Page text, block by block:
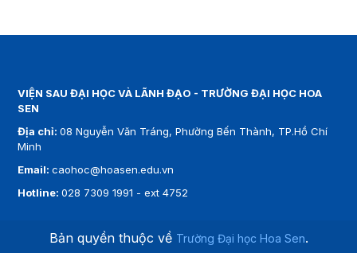
VIỆN SAU ĐẠI HỌC VÀ LÃNH ĐẠO - TRƯỜNG ĐẠI HỌC HOA
SEN
Địa chỉ:08 Nguyễn Văn Tráng, Phường Bến Thành, TP.Hồ Chí
Minh
Email:caohoc@hoasen.edu.vn
Hotline:028 7309 1991 - ext 4752
Bản quyền thuộc về Trường Đại học Hoa Sen.